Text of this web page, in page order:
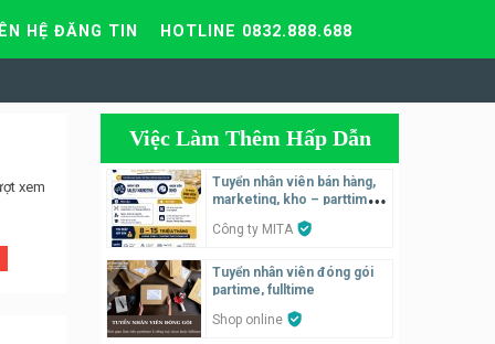
HỆ ĐĂNG TIN HOTLINE 0832.888.688
xem
Việc Làm Thêm Hấp Dẫn
Tuyển nhân viên bán hàng,
marketing, kho – parttime,
Công ty MITA
Tuyển nhân viên đóng gói
partime, fulltime
Shop online